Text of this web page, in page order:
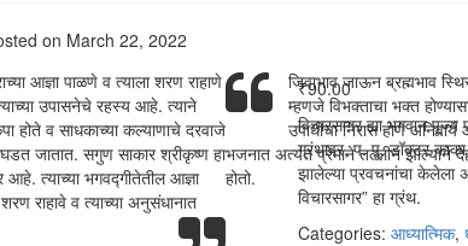
आज्ञा पाळणे व त्याला शरण राहाणे
उपासनेचे रहस्य आहे. त्याने
होते व साधकाच्या कल्याणाचे दरवाजे
जातात. सगुण साकार श्रीकृष्ण हा
आहे. त्याच्या भगवद्गीतेतील आज्ञा
शरण राहावे व त्याच्या अनुसंधानात
जिवाभाव जाऊन ब्रह्मभाव
म्हणजे विभक्ताचा भक्त
उपाधीचा निरास होणे
भजनात अत्यंत प्रेमाने तल्लीन झाल्याने
होतो.
on March 22, 2022
₹90.00
विचारसागर ह्या भगवान पूज्य
ग्रंथावर, प. पू. डॉक्टर
झालेल्या प्रवचनांचा केलेला
विचारसागर” हा ग्रंथ.
Categories: आध्यात्मिक,